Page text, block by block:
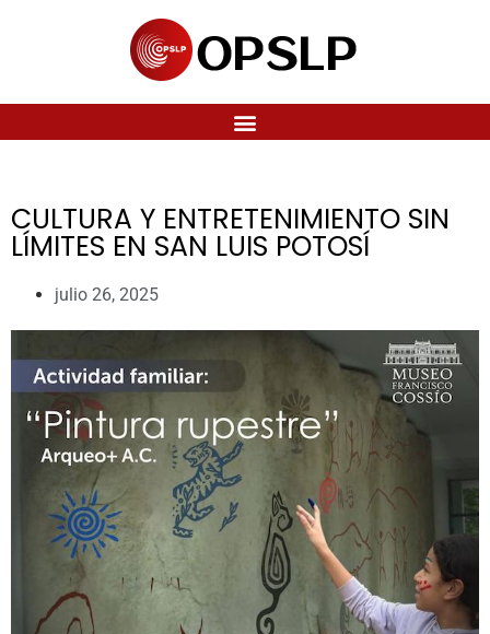
CULTURA Y ENTRETENIMIENTO SIN
LÍMITES EN SAN LUIS POTOSÍ
julio 26, 2025